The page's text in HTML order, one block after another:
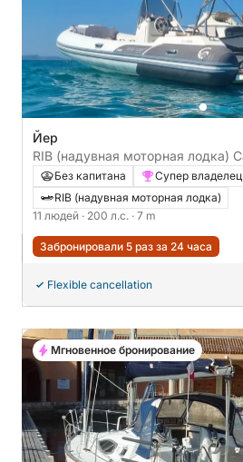
Йер
RIB (надувная моторная лодка)
Tempest 700 200л.с.
Без капитана
Супер владелец
RIB (надувная моторная лодка)
11 людей · 200 л.с. · 7 m
Забронировали 5 раз за 24 часа
Flexible cancellation
Мгновенное бронирование